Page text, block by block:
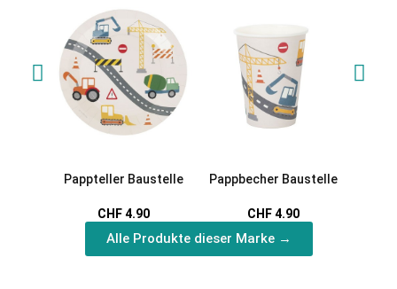
Pappteller Baustelle
CHF 4.90
Pappbecher Baustelle
CHF 4.90
Alle Produkte dieser Marke →